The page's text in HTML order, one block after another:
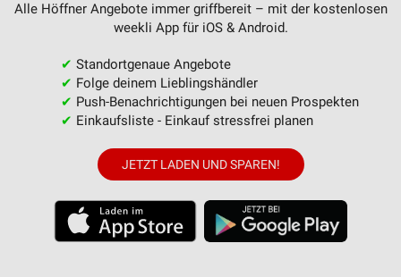
Alle Höffner Angebote immer griffbereit – mit der kostenlosen
weekli App für iOS & Android.
✔ Standortgenaue Angebote
✔ Folge deinem Lieblingshändler
✔ Push-Benachrichtigungen bei neuen Prospekten
✔ Einkaufsliste - Einkauf stressfrei planen
JETZT LADEN UND SPAREN!